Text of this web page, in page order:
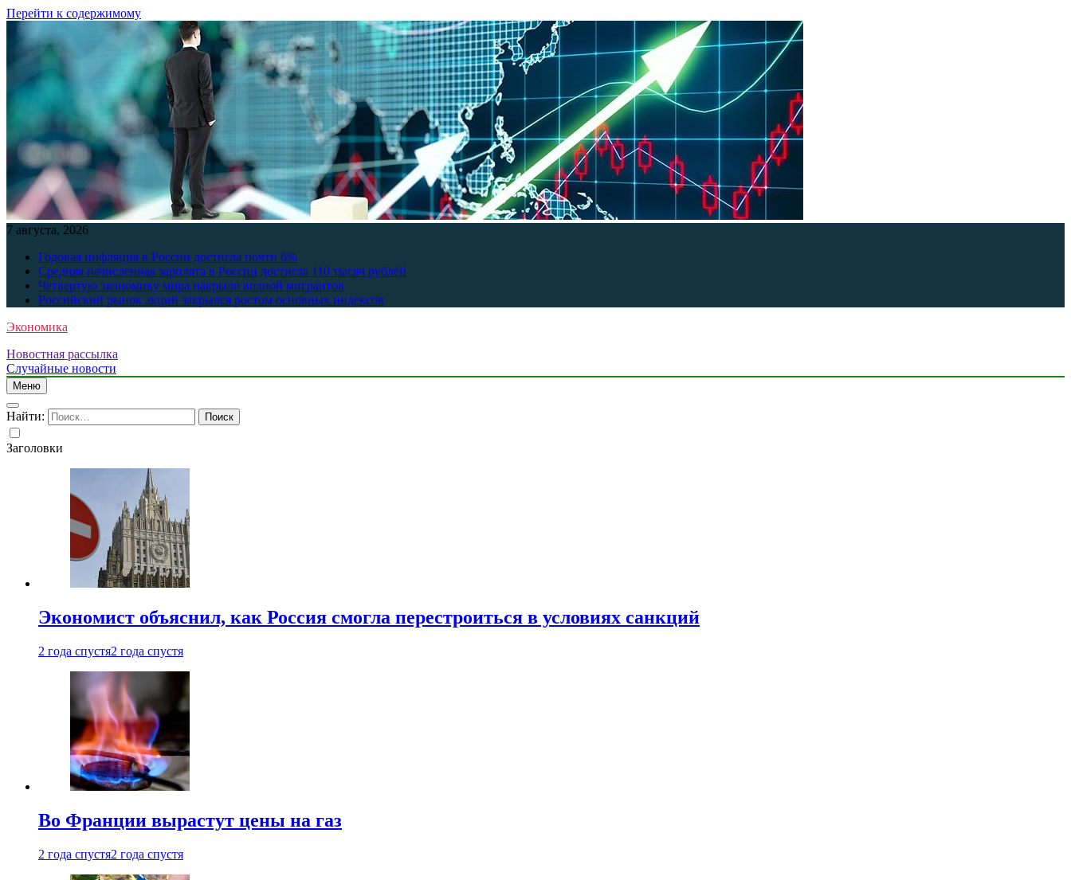
Перейти к содержимому
7 августа, 2026
Годовая инфляция в России достигла почти 6%
Средняя начисленная зарплата в России достигла 110 тысяч рублей
Четвертую экономику мира накрыло волной мигрантов
Российский рынок акций закрылся ростом основных индексов
Экономика
Новостная рассылка
Случайные новости
Меню
Найти:
Заголовки
Экономист объяснил, как Россия смогла перестроиться в условиях санкций
2 года спустя2 года спустя
Во Франции вырастут цены на газ
2 года спустя2 года спустя